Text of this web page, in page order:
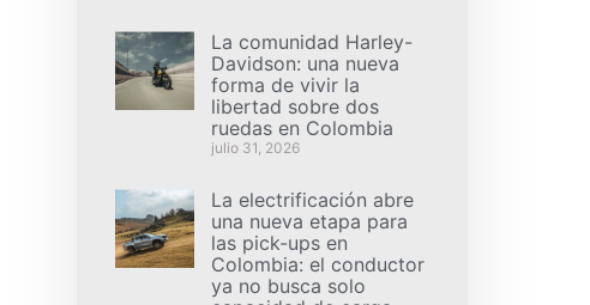
La comunidad Harley-
Davidson: una nueva
forma de vivir la
libertad sobre dos
ruedas en Colombia
julio 31, 2026
La electrificación abre
una nueva etapa para
las pick-ups en
Colombia: el conductor
ya no busca solo